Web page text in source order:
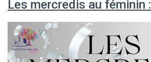
Les mercredis au féminin :